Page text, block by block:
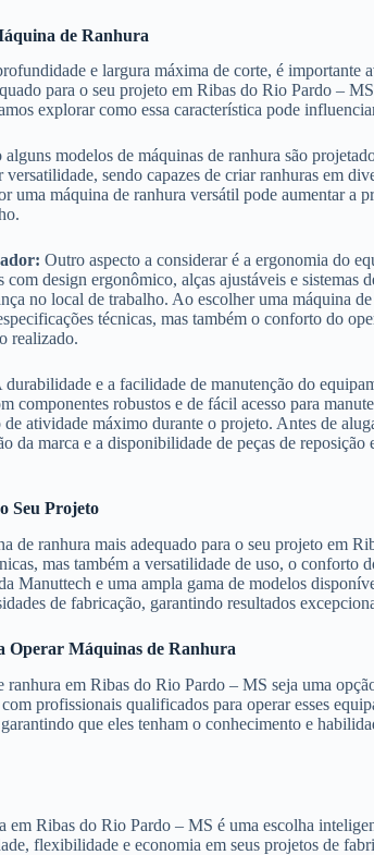
de Ranhura
e largura máxima de corte, é importante
para o seu projeto em Ribas do Rio Pardo –
explorar como essa característica pode
alguns modelos de máquinas de ranhura são
sendo capazes de criar ranhuras em
uma máquina de ranhura versátil pode aumentar a
Outro aspecto a considerar é a ergonomia do
design ergonômico, alças ajustáveis e sistemas
no local de trabalho. Ao escolher uma máquina
técnicas, mas também o conforto do
realizado.
durabilidade e a facilidade de manutenção do
componentes robustos e de fácil acesso para
atividade máximo durante o projeto. Antes de
da marca e a disponibilidade de peças de
Seu Projeto
de ranhura mais adequado para o seu projeto em
mas também a versatilidade de uso, o conforto
Manuttech e uma ampla gama de modelos
de fabricação, garantindo resultados
Operar Máquinas de Ranhura
em Ribas do Rio Pardo – MS seja uma
profissionais qualificados para operar esses
que eles tenham o conhecimento e
em Ribas do Rio Pardo – MS é uma escolha
flexibilidade e economia em seus projetos de